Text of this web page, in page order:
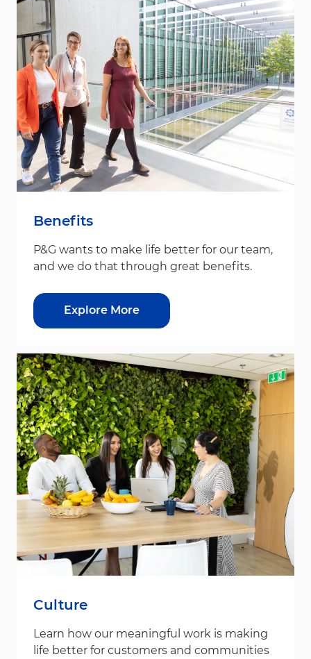
Benefits
P&G wants to make life better for our team,
and we do that through great benefits.
Explore More
Culture
Learn how our meaningful work is making
life better for customers and communities